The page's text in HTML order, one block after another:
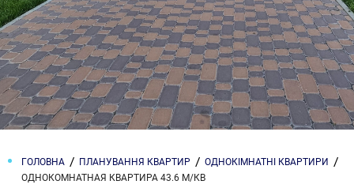
ГОЛОВНА ПЛАНУВАННЯ КВАРТИР
ОДНОКІМНАТНІ КВАРТИРИ
ОДНОКОМНАТНАЯ КВАРТИРА 43.6 М/КВ